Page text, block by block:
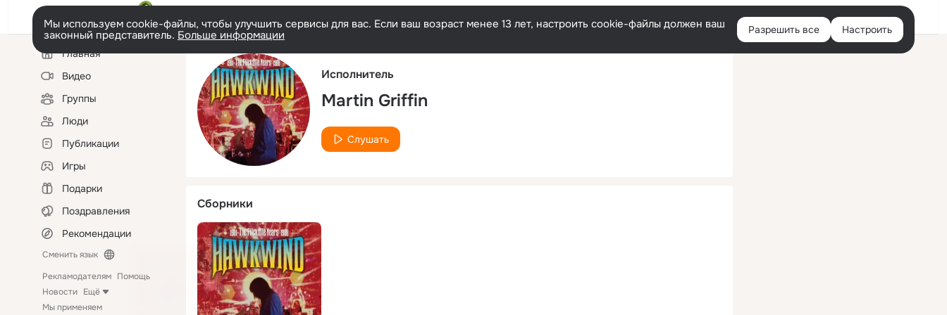
Русский Войти
Мы используем cookie-файлы, чтобы улучшить сервисы для вас. Если ваш возраст менее 13 лет, настроить cookie-файлы должен ваш
законный представитель. Больше информации Разрешить все Настроить
Левая
колонкаГлавная
Видео
Группы
Люди
Публикации
Игры
Подарки
Поздравления
Рекомендации
Сменить язык
Рекламодателям Помощь
Новости Ещё
Мы применяем
Исполнитель
Martin Griffin
Слушать
Сборники